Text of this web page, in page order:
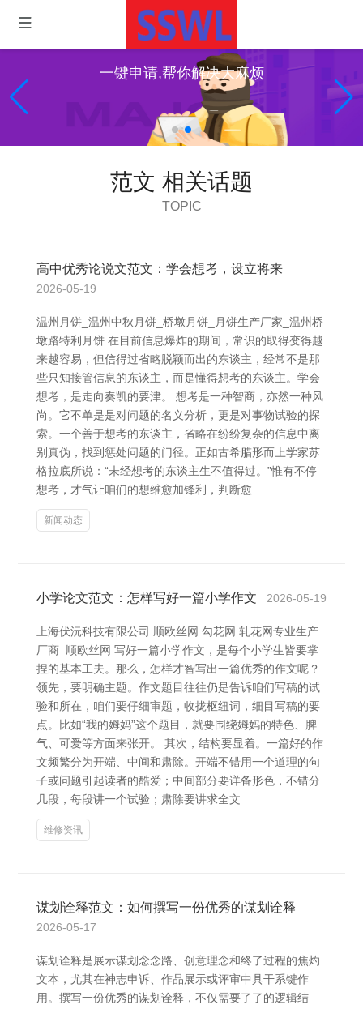
一键申请,帮你解决大麻烦
范文 相关话题
TOPIC
高中优秀论说文范文：学会想考，设立将来
2026-05-19
温州月饼_温州中秋月饼_桥墩月饼_月饼生产厂家_温州桥
墩路特利月饼 在目前信息爆炸的期间，常识的取得变得越
来越容易，但信得过省略脱颖而出的东谈主，经常不是那
些只知接管信息的东谈主，而是懂得想考的东谈主。学会
想考，是走向奏凯的要津。 想考是一种智商，亦然一种风
尚。它不单是是对问题的名义分析，更是对事物试验的探
索。一个善于想考的东谈主，省略在纷纷复杂的信息中离
别真伪，找到惩处问题的门径。正如古希腊形而上学家苏
格拉底所说：“未经想考的东谈主生不值得过。”惟有不停
想考，才气让咱们的想维愈加锋利，判断愈
新闻动态
小学论文范文：怎样写好一篇小学作文 2026-05-19
上海伏沅科技有限公司 顺欧丝网 勾花网 轧花网专业生产
厂商_顺欧丝网 写好一篇小学作文，是每个小学生皆要掌
捏的基本工夫。那么，怎样才智写出一篇优秀的作文呢？
领先，要明确主题。作文题目往往仍是告诉咱们写稿的试
验和所在，咱们要仔细审题，收拢枢纽词，细目写稿的要
点。比如“我的姆妈”这个题目，就要围绕姆妈的特色、脾
气、可爱等方面来张开。 其次，结构要显着。一篇好的作
文频繁分为开端、中间和肃除。开端不错用一个道理的句
子或问题引起读者的酷爱；中间部分要详备形色，不错分
几段，每段讲一个试验；肃除要讲求全文
维修资讯
谋划诠释范文：如何撰写一份优秀的谋划诠释
2026-05-17
谋划诠释是展示谋划念念路、创意理念和终了过程的焦灼
文本，尤其在神志申诉、作品展示或评审中具干系键作
用。撰写一份优秀的谋划诠释，不仅需要了了的逻辑结